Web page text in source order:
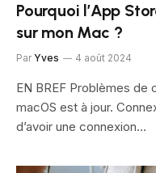
Pourquoi l’App
sur mon Mac ?
Par Yves 4 août 2024
EN BREF Problèmes
macOS est à jour.
d’avoir une connexion…